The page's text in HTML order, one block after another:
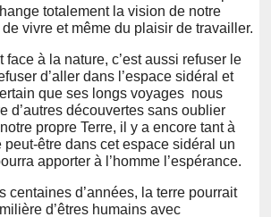
totalement la vision de notre
vivre et même du plaisir de travailler.
face à la nature, c’est aussi refuser le
d’aller dans l’espace sidéral et
que ses longs voyages nous
d’autres découvertes sans oublier
propre Terre, il y a encore tant à
peut-être dans cet espace sidéral un
apporter à l’homme l’espérance.
centaines d’années, la terre pourrait
d’êtres humains avec